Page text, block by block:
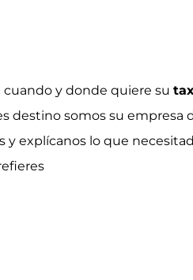
y donde quiere su
destino somos su empresa
explícanos lo que